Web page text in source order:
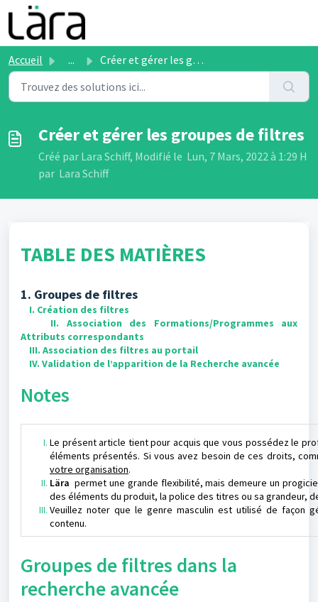
Passer au contenu principal
Accueil ... Créer et gérer les groupes de filtres
Créer et gérer les groupes de filtres
Créé par Lara Schiff, Modifié le Lun, 7 Mars, 2022 à 1:29 H
par Lara Schiff
TABLE DES MATIÈRES
1. Groupes de filtres
I. Création des filtres
II. Association des Formations/Programmes aux
Attributs correspondants
III. Association des filtres au portail
IV. Validation de l’apparition de la Recherche avancée
Notes
Le présent article tient pour acquis que vous possédez le
éléments présentés. Si vous avez besoin de ces droits,
votre organisation.
Lära permet une grande flexibilité, mais demeure un
des éléments du produit, la police des titres ou sa grandeur,
Veuillez noter que le genre masculin est utilisé de façon
contenu.
Groupes de filtres dans la
recherche avancée